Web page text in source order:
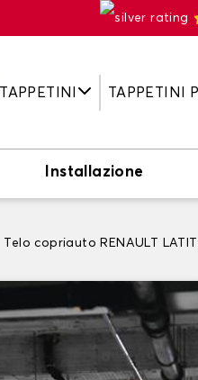
TAPPETINI TAPPETINI
Installazione
Telo copriauto RENAULT